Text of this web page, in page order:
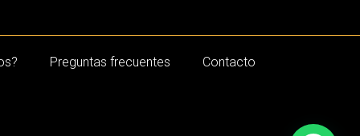
Preguntas frecuentes Contacto